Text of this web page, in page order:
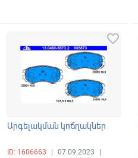
Արգելակման կոճղակներ
ID: 1606663 07.09.2023
favorite_border